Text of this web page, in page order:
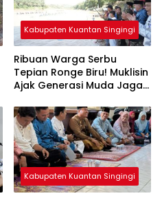
Kabupaten Kuantan Singingi
Ribuan Warga Serbu
Tepian Ronge Biru! Muklisin
Ajak Generasi Muda Jaga
Kabupaten Kuantan Singingi